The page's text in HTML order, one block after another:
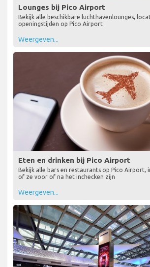
Lounges bij Pico Airport
Bekijk alle beschikbare luchthavenlounges,
openingstijden op Pico Airport
Weergeven...
Eten en drinken bij Pico Airport
Bekijk alle bars en restaurants op Pico Airport,
of ze voor of na het inchecken zijn
Weergeven...